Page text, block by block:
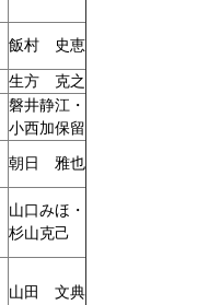
飯村 史恵
生方 克之
磐井静江・
小西加保留
朝日 雅也
山口みほ・
杉山克己
山田 文典